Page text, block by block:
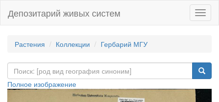
Депозитарий живых систем
Растения Коллекции Гербарий МГУ
Полное изображение